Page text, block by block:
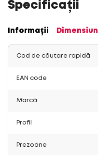
Specificații
Informații Dimensiuni
Cod de căutare rapidă
EAN code
Marcă
Profil
Prezoane